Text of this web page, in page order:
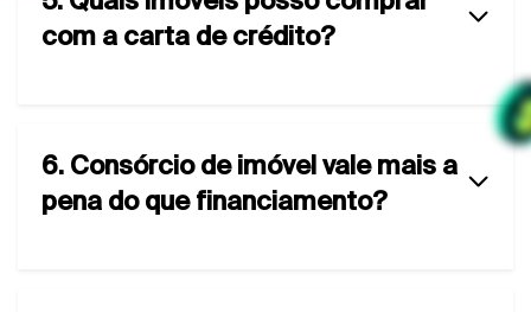
com a carta de crédito?
6. Consórcio de imóvel vale mais a
pena do que financiamento?